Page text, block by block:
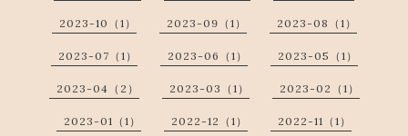
2023-10（1） 2023-09（1） 2023-08（1）
2023-07（1） 2023-06（1） 2023-05（1）
2023-04（2） 2023-03（1） 2023-02（1）
2023-01（1） 2022-12（1） 2022-11（1）